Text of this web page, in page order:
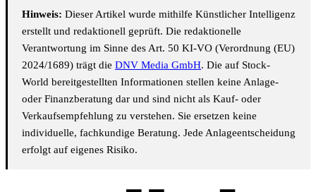
Hinweis: Dieser Artikel wurde mithilfe Künstlicher Intelligenz
erstellt und redaktionell geprüft. Die redaktionelle
Verantwortung im Sinne des Art. 50 KI-VO (Verordnung (EU)
2024/1689) trägt die DNV Media GmbH. Die auf Stock-
World bereitgestellten Informationen stellen keine Anlage-
oder Finanzberatung dar und sind nicht als Kauf- oder
Verkaufsempfehlung zu verstehen. Sie ersetzen keine
individuelle, fachkundige Beratung. Jede Anlageentscheidung
erfolgt auf eigenes Risiko.